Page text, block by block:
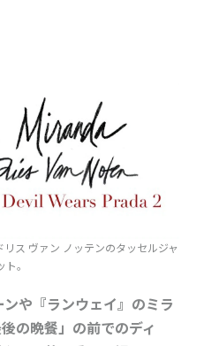
ス ヴァン ノッテンのタッセルジャ
ト。
や『ランウェイ』のミラ
の晩餐」の前でのディ